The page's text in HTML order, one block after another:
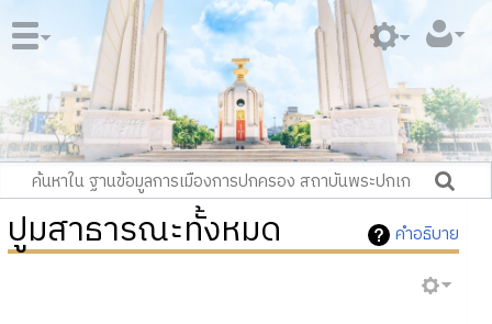
คำอธิบาย
ปูมสาธารณะทั้งหมด